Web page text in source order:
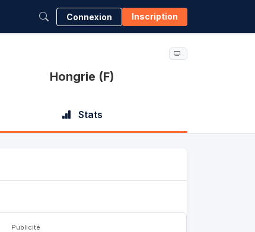
Connexion Inscription
Hongrie (F)
Stats
Publicité